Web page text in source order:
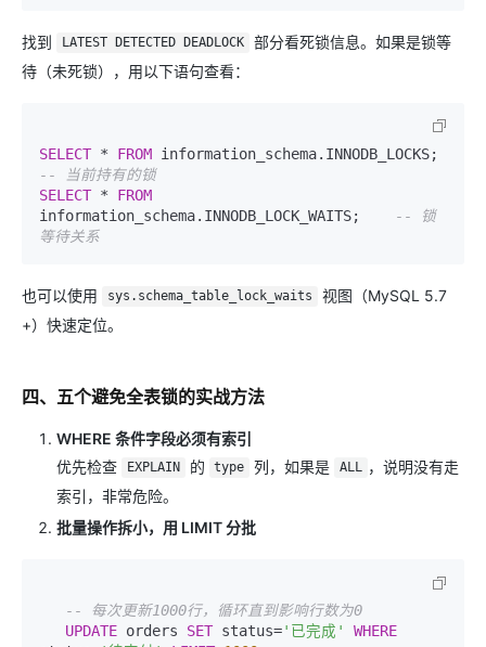
找到 LATEST DETECTED DEADLOCK
部分看死锁信息。如果是锁等
待（未死锁），用以下语句查看：
SELECT * FROM
-- 当前持有的锁
SELECT *
FROM
information_schema.INNODB_LOCK_WAITS;
-- 锁
等待关系
也可以使用 sys.schema_table_lock_waits
视图（MySQL 5.7
+）快速定位。
四、五个避免全表锁的实战方法
WHERE 条件字段必须有索引
优先检查
EXPLAIN 的 type 列，如果是 ALL ，说明没有走
索引，非常危险。
批量操作拆小，用 LIMIT 分批
-- 每次更新1000行，循环直到影响行数为0
UPDATE orders SET status='已完成'
WHERE